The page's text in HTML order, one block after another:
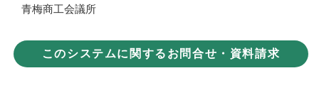
青梅商工会議所
このシステムに関するお問合せ・資料請求